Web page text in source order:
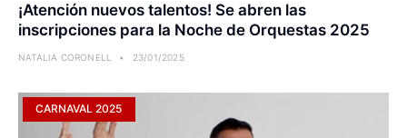
¡Atención nuevos talentos! Se abren las
inscripciones para la Noche de Orquestas 2025
NATALIA CORONELL 23/01/2025
CARNAVAL 2025